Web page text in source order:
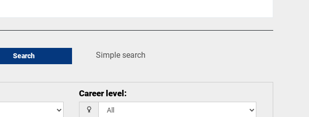
Search Simple search
Career level :